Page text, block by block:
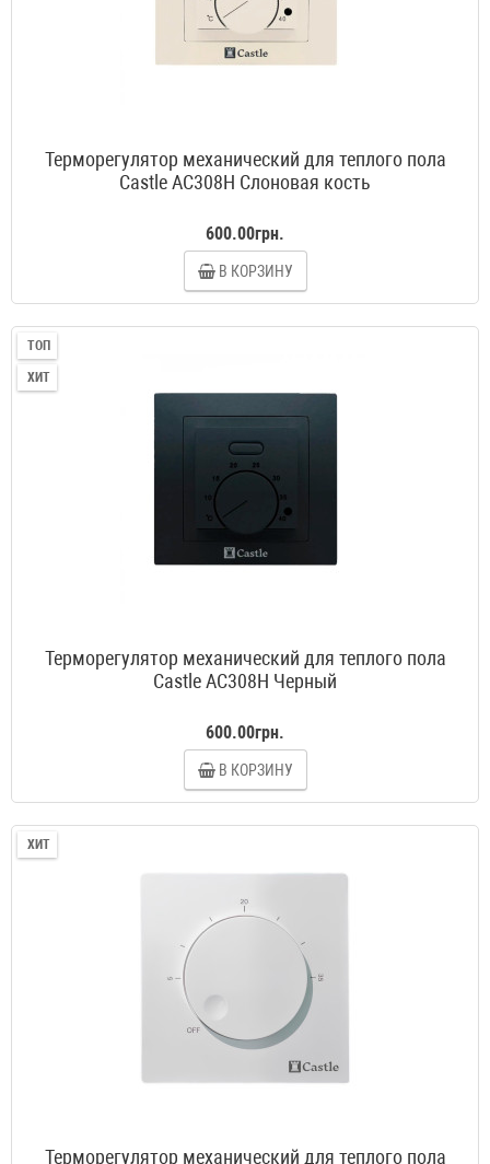
Терморегулятор механический для теплого пола
Castle AC308H Слоновая кость
600.00грн.
В КОРЗИНУ
ТОП
ХИТ
Терморегулятор механический для теплого пола
Castle AC308H Черный
600.00грн.
В КОРЗИНУ
ХИТ
Терморегулятор механический для теплого пола